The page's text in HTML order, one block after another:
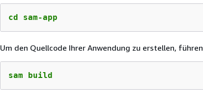
cd sam-app
Um den Quellcode Ihrer Anwendung zu erstellen,
sam build